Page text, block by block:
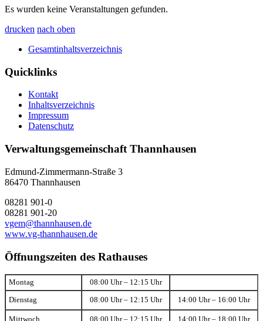
Es wurden keine Veranstaltungen gefunden.
drucken nach oben
Gesamtinhaltsverzeichnis
Quicklinks
Kontakt
Inhaltsverzeichnis
Impressum
Datenschutz
Verwaltungsgemeinschaft Thannhausen
Edmund-Zimmermann-Straße 3
86470 Thannhausen
08281 901-0
08281 901-20
vgem@thannhausen.de
www.vg-thannhausen.de
Öffnungszeiten des Rathauses
Montag 08:00 Uhr – 12:15 Uhr
Dienstag 08:00 Uhr – 12:15 Uhr 14:00 Uhr – 16:00 Uhr